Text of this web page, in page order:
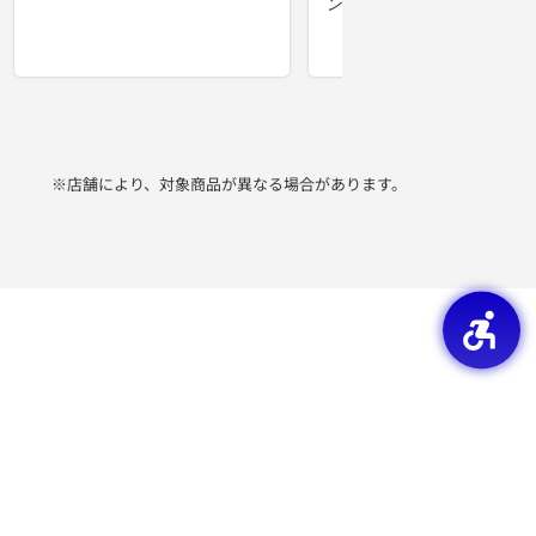
※店舗により、対象商品が異なる場合があります。